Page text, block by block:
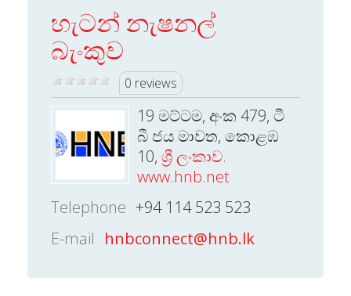
හැටන් නැෂනල්
බැංකුව
0 reviews
19 මට්ටම, අංක 479, ටී
බී ජය මාවත, කොළඹ
10, ශ්‍රී ලංකාව.
www.hnb.net
Telephone +94 114 523 523
E-mail hnbconnect@hnb.lk